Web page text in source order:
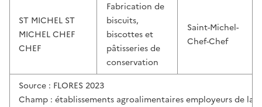
ST MICHEL ST
MICHEL CHEF
CHEF
Fabrication de
biscuits,
biscottes et
pâtisseries de
conservation
Saint-Michel-
Chef-Chef
Source : FLORES 2023
Champ : établissements agroalimentaires employeurs de la